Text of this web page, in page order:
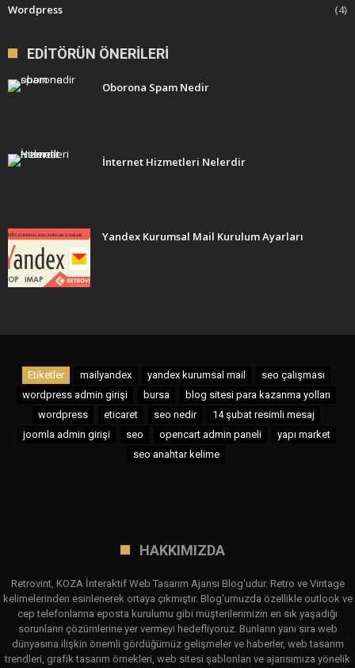
Wordpress
(4)
EDITÖRÜN ÖNERILERI
Oborona Spam Nedir
İnternet Hizmetleri Nelerdir
Yandex Kurumsal Mail Kurulum Ayarları
Etiketler mailyandex yandex kurumsal mail
seo çalışması
wordpress admin girişi
bursa
blog sitesi para kazanma yolları
wordpress
eticaret seo nedir
14 şubat resimli mesaj
joomla admin girişi
seo opencart admin paneli
yapı market
seo anahtar kelime
HAKKIMIZDA
Retrovint, KOZA İnteraktif Web Tasarım Ajansı Blog'udur. Retro ve Vintage
kelimelerinden esinlenerek ortaya çıkmıştır. Blog'umuzda özellikle outlook ve
cep telefonlarına eposta kurulumu gibi müşterilerimizin en sık yaşadığı
sorunların çözümlerine yer vermeyi hedefliyoruz. Bunların yanı sıra web
dünyasına ilişkin önemli gördüğümüz gelişmeler ve haberler, web tasarım
trendleri, grafik tasarım örnekleri, web sitesi şablonları ve ajansımıza yönelik